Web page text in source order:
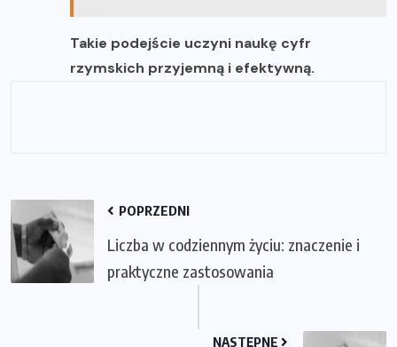
Takie podejście uczyni naukę cyfr
rzymskich przyjemną i efektywną.
POPRZEDNI
Liczba w codziennym życiu: znaczenie i
praktyczne zastosowania
NASTĘPNE